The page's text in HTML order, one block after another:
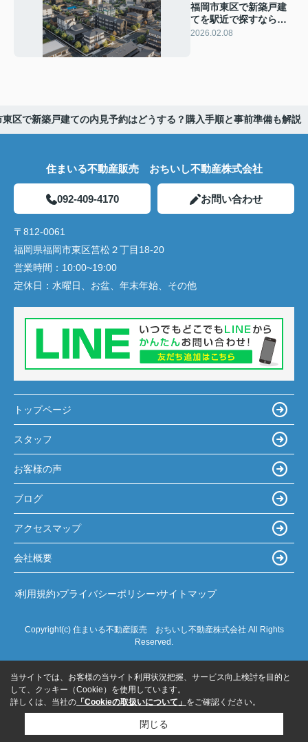
福岡市東区で新築戸建
てを駅近で探すならど
こが良い？エリアごと
2026.02.08
東区で新築戸建ての内見予約はどうする？購入手順と事前準備も解説
住まいる不動産販売 おちいし不動産株式会社
092-409-4170 お問い合わせ
〒812-0061
福岡県福岡市東区筥松２丁目18-20
営業時間： 10:00~19:00
定休日： 水曜日、お盆、年末年始、その他
トップページ
スタッフ
お客様の声
ブログ
アクセスマップ
会社概要
利用規約 プライバシーポリシー サイトマップ
Copyright(c) 住まいる不動産販売 おちいし不動産株式会社 All Rights
Reserved.
当サイトでは、お客様の当サイト利用状況把握、サービス向上検討を目的と
して、クッキー（Cookie）を使用しています。
詳しくは、当社の 「Cookieの取扱いについて」 をご確認ください。
閉じる